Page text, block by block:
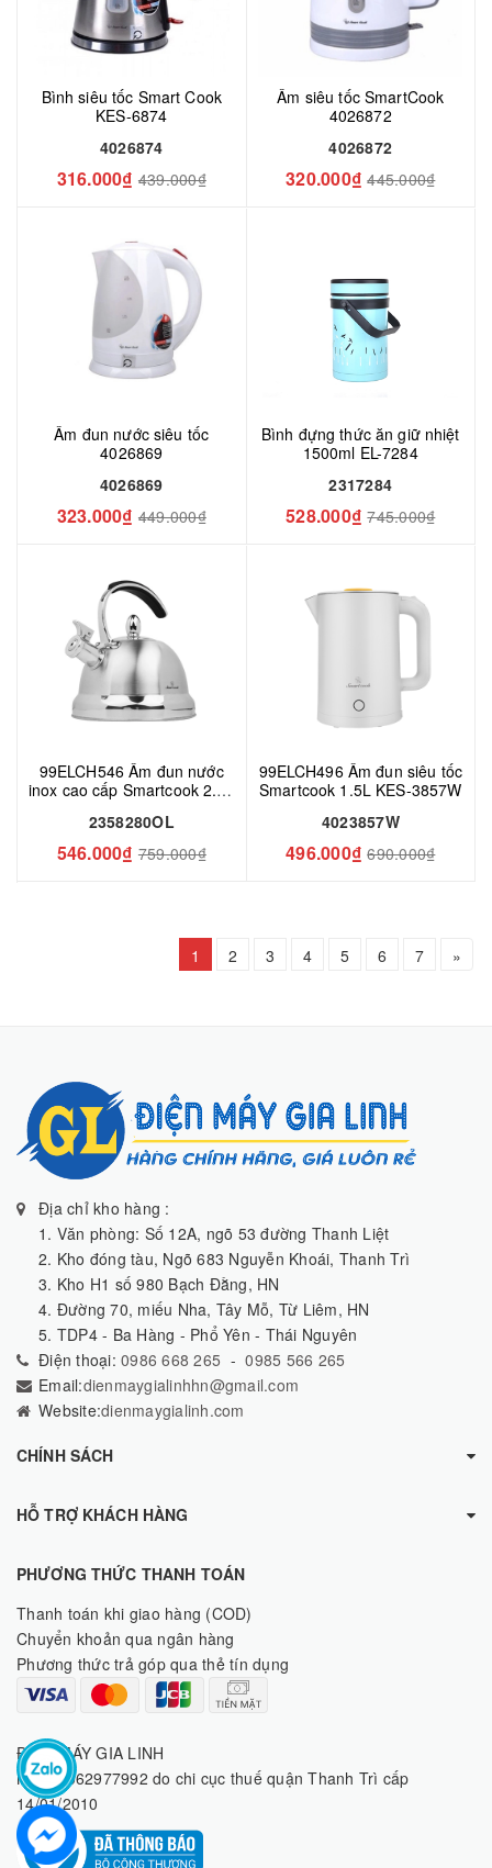
Bình siêu tốc Smart Cook
KES-6874
4026874
316.000₫ 439.000₫
Ấm siêu tốc SmartCook
4026872
4026872
320.000₫ 445.000₫
Ấm đun nước siêu tốc
4026869
4026869
323.000₫ 449.000₫
Bình đựng thức ăn giữ nhiệt
1500ml EL-7284
2317284
528.000₫ 745.000₫
99ELCH546 Ấm đun nước
inox cao cấp Smartcook 2.5L
2358280OL
546.000₫ 759.000₫
99ELCH496 Ấm đun siêu tốc
Smartcook 1.5L KES-3857W
4023857W
496.000₫ 690.000₫
1 2 3 4 5 6 7 »
Địa chỉ kho hàng :
1. Văn phòng: Số 12A, ngõ 53 đường Thanh Liệt
2. Kho đóng tàu, Ngõ 683 Nguyễn Khoái, Thanh Trì
3. Kho H1 số 980 Bạch Đằng, HN
4. Đường 70, miếu Nha, Tây Mỗ, Từ Liêm, HN
5. TDP4 - Ba Hàng - Phổ Yên - Thái Nguyên
Điện thoại: 0986 668 265 -0985 566 265
Email:dienmaygialinhhn@gmail.com
Website:dienmaygialinh.com
CHÍNH SÁCH
HỖ TRỢ KHÁCH HÀNG
PHƯƠNG THỨC THANH TOÁN
Thanh toán khi giao hàng (COD)
Chuyển khoản qua ngân hàng
Phương thức trả góp qua thẻ tín dụng
ĐIỆN MÁY GIA LINH
MST: 8062977992 do chi cục thuế quận Thanh Trì cấp
14/01/2010